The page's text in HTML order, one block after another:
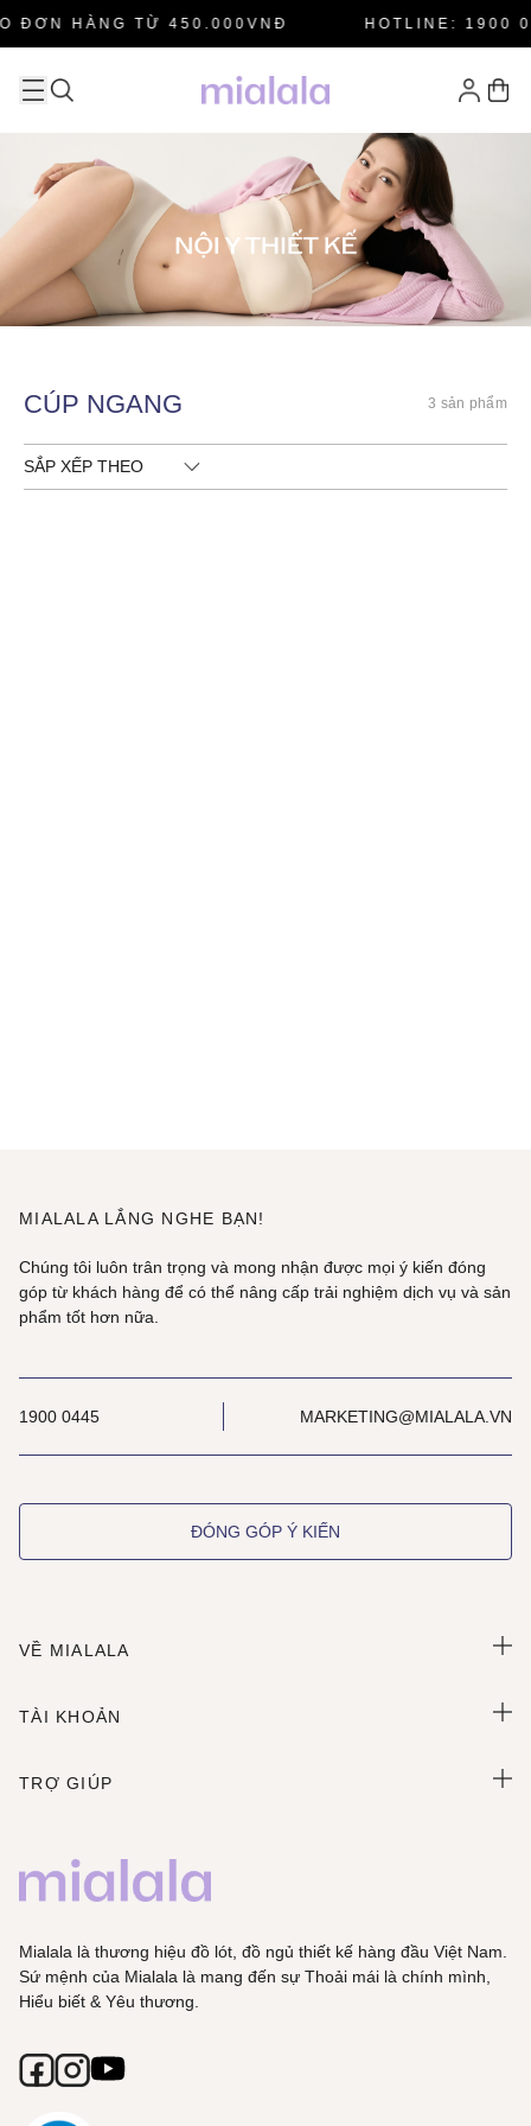
ĐƠN HÀNG TỪ 450.000VNĐ HOTLINE: 1900
CÚP NGANG 3 sản phẩm
SẮP XẾP THEO
MIALALA LẮNG NGHE BẠN!
Chúng tôi luôn trân trọng và mong nhận được mọi ý kiến đóng
góp từ khách hàng để có thể nâng cấp trải nghiệm dịch vụ và sản
phẩm tốt hơn nữa.
1900 0445 MARKETING@MIALALA.VN
ĐÓNG GÓP Ý KIẾN
VỀ MIALALA
TÀI KHOẢN
TRỢ GIÚP
Mialala là thương hiệu đồ lót, đồ ngủ thiết kế hàng đầu Việt Nam.
Sứ mệnh của Mialala là mang đến sự Thoải mái là chính mình,
Hiểu biết & Yêu thương.